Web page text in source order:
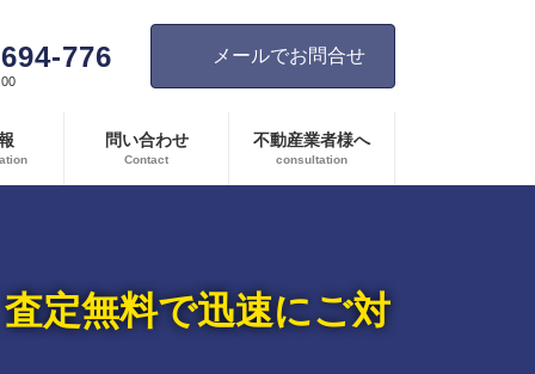
776 メールでお問合せ
問い合わせ
Contact
不動産業者様へ
consultation
定無料で迅速にご対